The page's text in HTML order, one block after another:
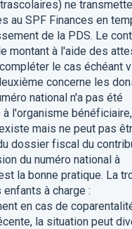
ne
au SPF Finances en
de la PDS. Le
montant à l'aide des
le cas échéant
concerne les
national n'a pas été
à l'organisme bénéficiaire,
mais ne peut pas
dossier fiscal du
du numéro national à
la bonne pratique. La
à charge :
en cas de
la situation peut